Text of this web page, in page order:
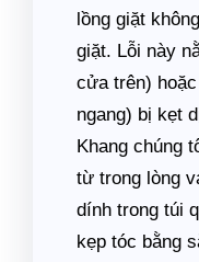
lồng giặt
giặt. Lỗi này
cửa trên)
ngang) bị kẹt
Khang chúng
từ trong lòng
dính trong túi
kẹp tóc bằng